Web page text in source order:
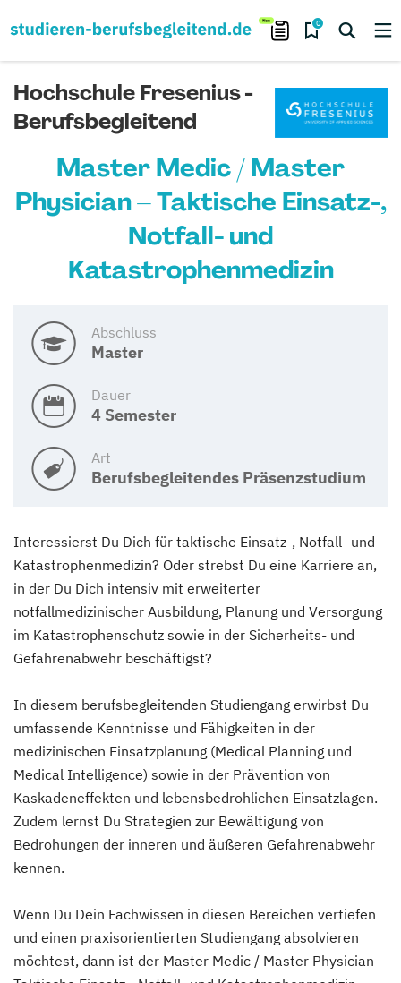
0
Hochschule Fresenius -
Berufsbegleitend
Master Medic / Master
Physician – Taktische Einsatz-,
Notfall- und
Katastrophenmedizin
Abschluss
Master
Dauer
4 Semester
Art
Berufsbegleitendes Präsenzstudium
Interessierst Du Dich für taktische Einsatz-, Notfall- und
Katastrophenmedizin? Oder strebst Du eine Karriere an,
in der Du Dich intensiv mit erweiterter
notfallmedizinischer Ausbildung, Planung und Versorgung
im Katastrophenschutz sowie in der Sicherheits- und
Gefahrenabwehr beschäftigst?
In diesem berufsbegleitenden Studiengang erwirbst Du
umfassende Kenntnisse und Fähigkeiten in der
medizinischen Einsatzplanung (Medical Planning und
Medical Intelligence) sowie in der Prävention von
Kaskadeneffekten und lebensbedrohlichen Einsatzlagen.
Zudem lernst Du Strategien zur Bewältigung von
Bedrohungen der inneren und äußeren Gefahrenabwehr
kennen.
Wenn Du Dein Fachwissen in diesen Bereichen vertiefen
und einen praxisorientierten Studiengang absolvieren
möchtest, dann ist der Master Medic / Master Physician –